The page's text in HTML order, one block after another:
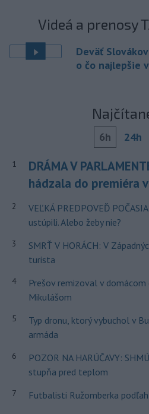
Videá a prenosy
Deväť
o čo najlepšie
6h 24h
1
DRÁMA V
hádzala do premiéra
2
VEĽKÁ PREDPOVEĎ
ustúpili. Alebo žeby nie?
3
SMRŤ V HORÁCH: V
turista
4
Prešov remizoval v
Mikulášom
5
Typ dronu, ktorý vybuchol v
armáda
6
POZOR NA HARÚČAVY:
stupňa pred teplom
7 Futbalisti Ružomberka